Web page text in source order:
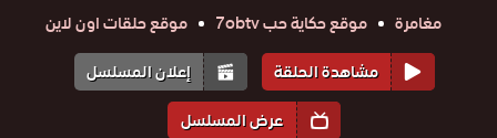
مغامرة
موقع حكاية حب 7obtv
موقع حلقات اون لاين
مشاهدة الحلقة
إعلان المسلسل
عرض المسلسل